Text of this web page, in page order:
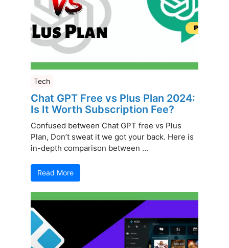
Tech
Chat GPT Free vs Plus Plan 2024:
Is It Worth Subscription Fee?
Confused between Chat GPT free vs Plus
Plan, Don’t sweat it we got your back. Here is
in-depth comparison between ...
Read More